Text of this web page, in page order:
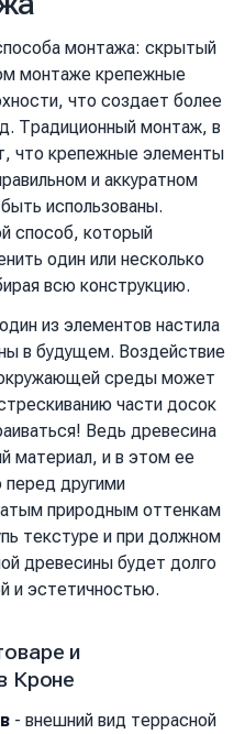
монтажа: скрытый
монтаже крепежные
что создает более
Традиционный монтаж, в
что крепежные элементы
и аккуратном
использованы.
способ, который
один или несколько
всю конструкцию.
из элементов настила
в будущем. Воздействие
среды может
части досок
Ведь древесина
материал, и в этом ее
другими
природным оттенкам
текстуре и при должном
древесины будет долго
и эстетичностью.
и
Кроне
- внешний вид террасной